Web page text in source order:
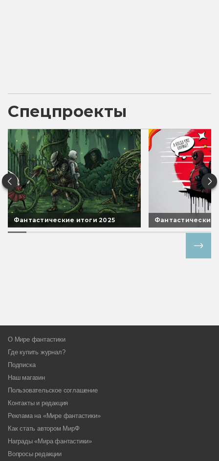
Спецпроекты
Фантастические итоги 2025 Фантастические
О Мире фантастики
Где купить журнал?
Подписка
Наш магазин
Пользовательское соглашение
Контакты и редакция
Реклама на «Мире фантастики»
Как стать автором МирФ
Награды «Мира фантастики»
Вопросы редакции